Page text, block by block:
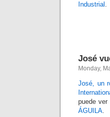
Industrial .
José
Monday,
José, un
puede
ÁGUILA.